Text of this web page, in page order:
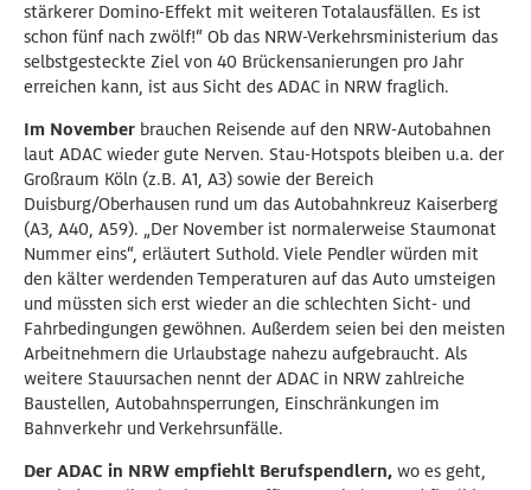
stärkerer Domino-Effekt mit weiteren Totalausfällen. Es ist
schon fünf nach zwölf!“ Ob das NRW-Verkehrsministerium das
selbstgesteckte Ziel von 40 Brückensanierungen pro Jahr
erreichen kann, ist aus Sicht des ADAC in NRW fraglich.
Im November brauchen Reisende auf den NRW-Autobahnen
laut ADAC wieder gute Nerven. Stau-Hotspots bleiben u.a. der
Großraum Köln (z.B. A1, A3) sowie der Bereich
Duisburg/Oberhausen rund um das Autobahnkreuz Kaiserberg
(A3, A40, A59). „Der November ist normalerweise Staumonat
Nummer eins“, erläutert Suthold. Viele Pendler würden mit
den kälter werdenden Temperaturen auf das Auto umsteigen
und müssten sich erst wieder an die schlechten Sicht- und
Fahrbedingungen gewöhnen. Außerdem seien bei den meisten
Arbeitnehmern die Urlaubstage nahezu aufgebraucht. Als
weitere Stauursachen nennt der ADAC in NRW zahlreiche
Baustellen, Autobahnsperrungen, Einschränkungen im
Bahnverkehr und Verkehrsunfälle.
Der ADAC in NRW empfiehlt Berufspendlern, wo es geht,